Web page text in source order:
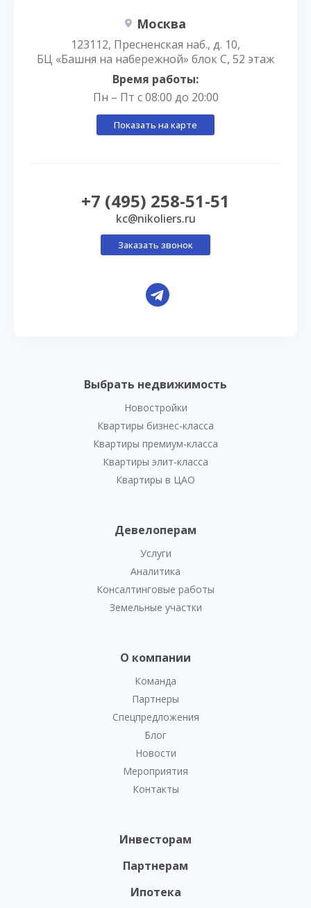
Выбрать недвижимость
Новостройки
Квартиры бизнес-класса
Квартиры премиум-класса
Квартиры элит-класса
Квартиры в ЦАО
Девелоперам
Услуги
Аналитика
Консалтинговые работы
Земельные участки
О компании
Команда
Партнеры
Спецпредложения
Блог
Новости
Мероприятия
Контакты
Инвесторам
Партнерам
Ипотека
Москва
123112, Пресненская наб., д. 10,
БЦ «Башня на набережной» блок С, 52 этаж
Время работы:
Пн – Пт с 08:00 до 20:00
Показать на карте
+7 (495) 258-51-51
kc@nikoliers.ru
Заказать звонок